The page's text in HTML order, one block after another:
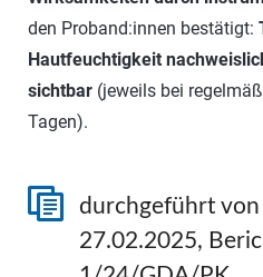
den Proband:innen bestätigt:
Hautfeuchtigkeit
sichtbar(jeweils bei
Tagen).
durchgeführt von
27.02.2025,